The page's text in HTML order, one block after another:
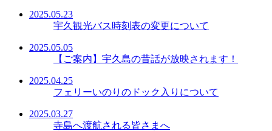
2025.05.23
宇久観光バス時刻表の変更について
2025.05.05
【ご案内】宇久島の昔話が放映されます！
2025.04.25
フェリーいのりのドック入りについて
2025.03.27
寺島へ渡航される皆さまへ